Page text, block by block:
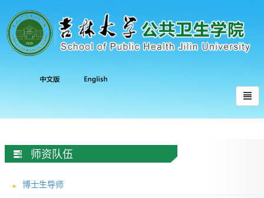
师资队伍
博士生导师